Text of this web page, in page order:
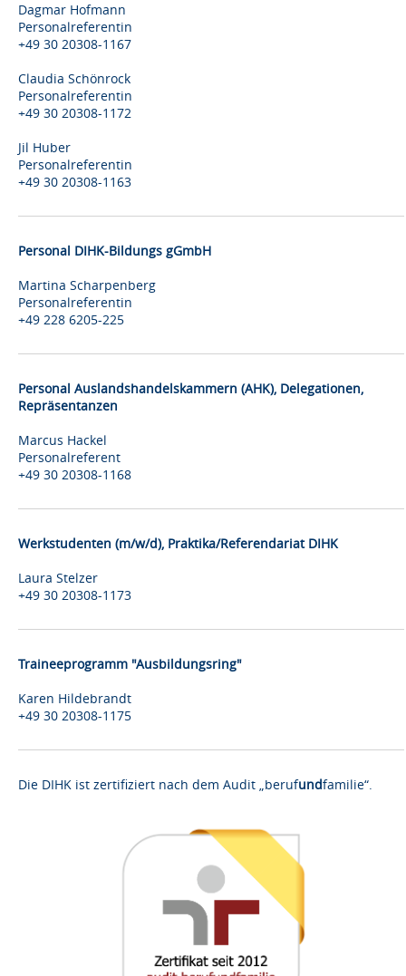
Dagmar Hofmann
Personalreferentin
+49 30 20308-1167
Claudia Schönrock
Personalreferentin
+49 30 20308-1172
Jil Huber
Personalreferentin
+49 30 20308-1163
Personal DIHK-Bildungs gGmbH
Martina Scharpenberg
Personalreferentin
+49 228 6205-225
Personal Auslandshandelskammern (AHK), Delegationen,
Repräsentanzen
Marcus Hackel
Personalreferent
+49 30 20308-1168
Werkstudenten (m/w/d), Praktika/Referendariat DIHK
Laura Stelzer
+49 30 20308-1173
Traineeprogramm "Ausbildungsring"
Karen Hildebrandt
+49 30 20308-1175
Die DIHK ist zertifiziert nach dem Audit „berufundfamilie“.